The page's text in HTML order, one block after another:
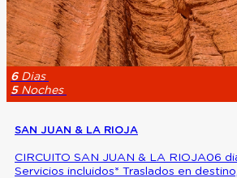
6Dias
5Noches
SAN JUAN & LA RIOJA
CIRCUITO SAN JUAN & LA RIOJA06
Servicios incluidos* Traslados en